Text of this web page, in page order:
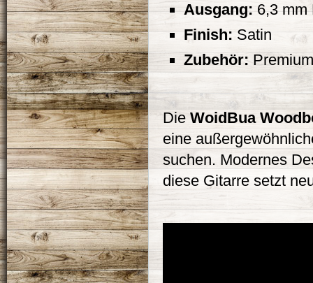
Ausgang: 6,3 mm
Finish: Satin
Zubehör:
Die WoidBua
eine
suchen. Modernes
diese Gitarre setzt